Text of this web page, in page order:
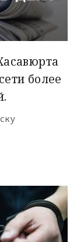
более